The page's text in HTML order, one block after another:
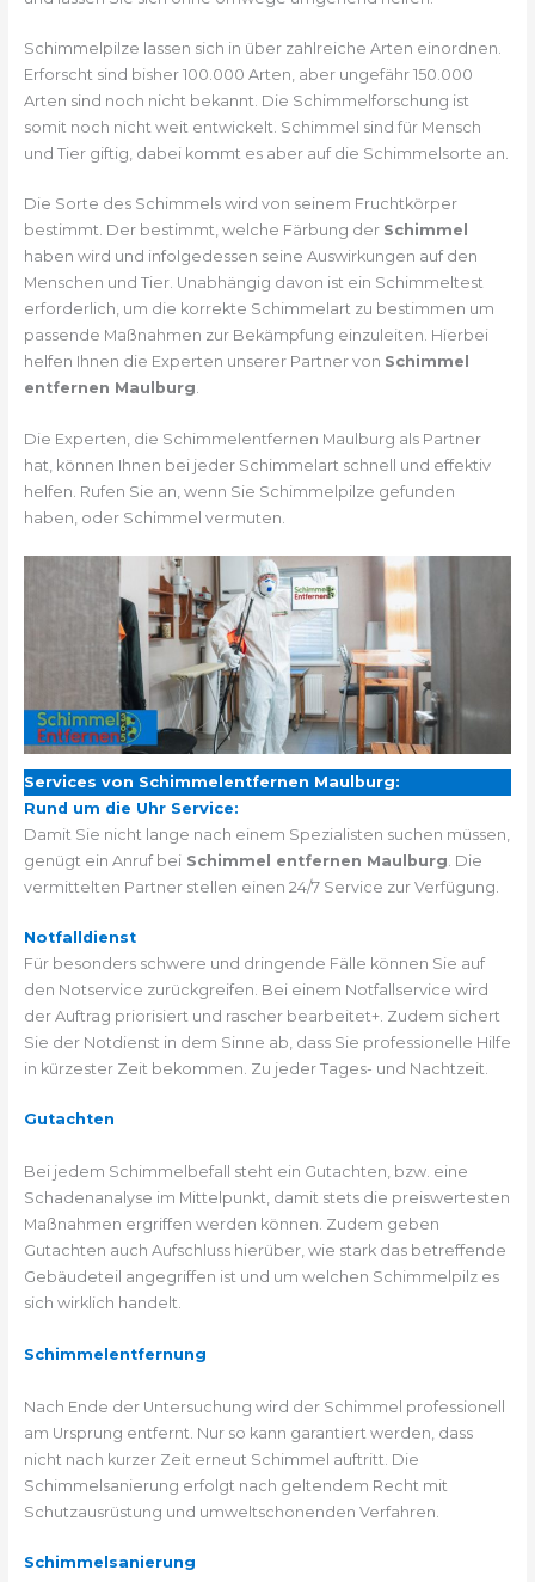
Schimmelpilze lassen sich in über zahlreiche Arten einordnen.
Erforscht sind bisher 100.000 Arten, aber ungefähr 150.000
Arten sind noch nicht bekannt. Die Schimmelforschung ist
somit noch nicht weit entwickelt. Schimmel sind für Mensch
und Tier giftig, dabei kommt es aber auf die Schimmelsorte an.
Die Sorte des Schimmels wird von seinem Fruchtkörper
bestimmt. Der bestimmt, welche Färbung der Schimmel
haben wird und infolgedessen seine Auswirkungen auf den
Menschen und Tier. Unabhängig davon ist ein Schimmeltest
erforderlich, um die korrekte Schimmelart zu bestimmen um
passende Maßnahmen zur Bekämpfung einzuleiten. Hierbei
helfen Ihnen die Experten unserer Partner von Schimmel
entfernen Maulburg.
Die Experten, die Schimmelentfernen Maulburg als Partner
hat, können Ihnen bei jeder Schimmelart schnell und effektiv
helfen. Rufen Sie an, wenn Sie Schimmelpilze gefunden
haben, oder Schimmel vermuten.
Services von Schimmelentfernen Maulburg:
Rund um die Uhr Service:
Damit Sie nicht lange nach einem Spezialisten suchen müssen,
genügt ein Anruf bei Schimmel entfernen Maulburg . Die
vermittelten Partner stellen einen 24/7 Service zur Verfügung.
Notfalldienst
Für besonders schwere und dringende Fälle können Sie auf
den Notservice zurückgreifen. Bei einem Notfallservice wird
der Auftrag priorisiert und rascher bearbeitet+. Zudem sichert
Sie der Notdienst in dem Sinne ab, dass Sie professionelle Hilfe
in kürzester Zeit bekommen. Zu jeder Tages- und Nachtzeit.
Gutachten
Bei jedem Schimmelbefall steht ein Gutachten, bzw. eine
Schadenanalyse im Mittelpunkt, damit stets die preiswertesten
Maßnahmen ergriffen werden können. Zudem geben
Gutachten auch Aufschluss hierüber, wie stark das betreffende
Gebäudeteil angegriffen ist und um welchen Schimmelpilz es
sich wirklich handelt.
Schimmelentfernung
Nach Ende der Untersuchung wird der Schimmel professionell
am Ursprung entfernt. Nur so kann garantiert werden, dass
nicht nach kurzer Zeit erneut Schimmel auftritt. Die
Schimmelsanierung erfolgt nach geltendem Recht mit
Schutzausrüstung und umweltschonenden Verfahren.
Schimmelsanierung